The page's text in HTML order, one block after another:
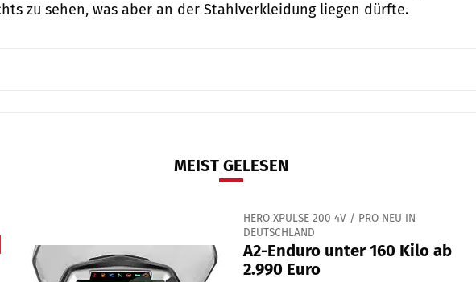
zu sehen, was aber an der Stahlverkleidung liegen dürfte.
MEIST GELESEN
HERO XPULSE 200 4V / PRO NEU IN
DEUTSCHLAND
A2-Enduro unter 160 Kilo ab
2.990 Euro